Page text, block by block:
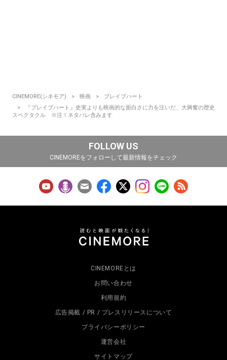
CINEMORE(シネモア) 映画
ブレイブハート
『ブレイブハート』史実よりも映画的な面白さに力を注いだ、大興奮の歴史
スペクタクル ※注！ネタバレ含みます
FOLLOW US
CINEMOREをフォローして最新情報をチェック
CINEMOREとは
お問い合わせ
利用規約
広告掲載 / PR / プレスリリースについて
プライバシーポリシー
運営会社
サイトマップ